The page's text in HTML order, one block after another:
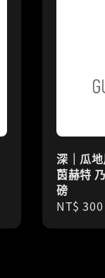
深｜瓜
茵赫特
磅
Regular
NT$ 300